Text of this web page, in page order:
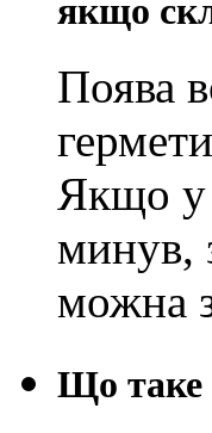
якщо
Поява
Якщо у
минув,
можна
Що таке